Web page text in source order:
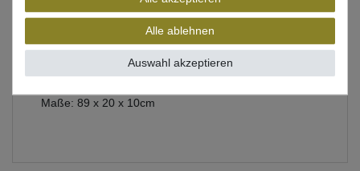
gut geeignet für Zeck Rod Stand Rutenhalter, für bis
zu 4 Stück
mit gepolstertem Griff
Maße: 89 x 20 x 10cm
Alle ablehnen
Auswahl akzeptieren